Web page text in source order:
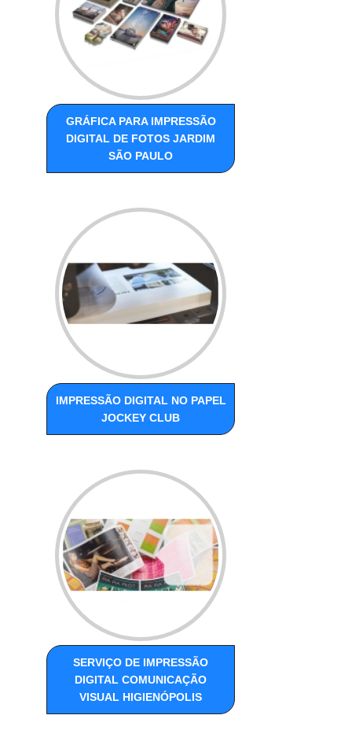
GRÁFICA PARA IMPRESSÃO
DIGITAL DE FOTOS JARDIM
SÃO PAULO
IMPRESSÃO DIGITAL NO PAPEL
JOCKEY CLUB
SERVIÇO DE IMPRESSÃO
DIGITAL COMUNICAÇÃO
VISUAL HIGIENÓPOLIS